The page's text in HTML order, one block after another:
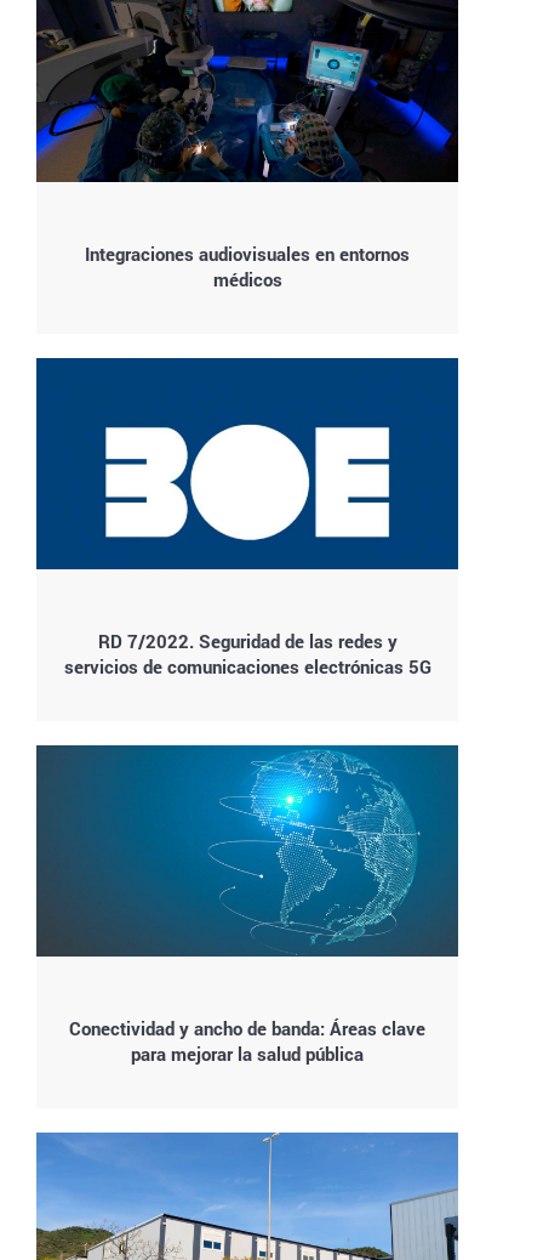
Integraciones audiovisuales en entornos
médicos
RD 7/2022. Seguridad de las redes y
servicios de comunicaciones electrónicas 5G
Conectividad y ancho de banda: Áreas clave
para mejorar la salud pública